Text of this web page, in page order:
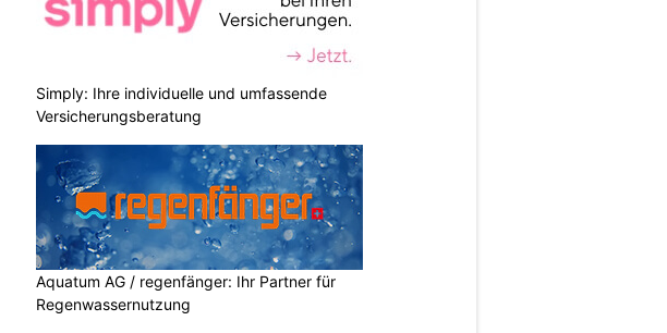
Simply: Ihre individuelle und umfassende
Versicherungsberatung
Aquatum AG / regenfänger: Ihr Partner für
Regenwassernutzung